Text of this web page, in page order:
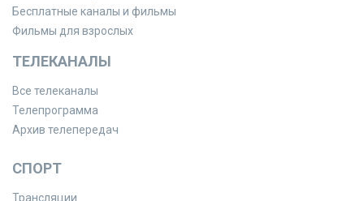
Бесплатные каналы и фильмы
Фильмы для взрослых
ТЕЛЕКАНАЛЫ
Все телеканалы
Телепрограмма
Архив телепередач
СПОРТ
Трансляции